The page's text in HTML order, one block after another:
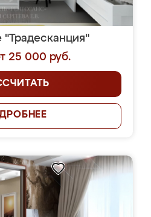
"Традесканция"
25 000 руб.